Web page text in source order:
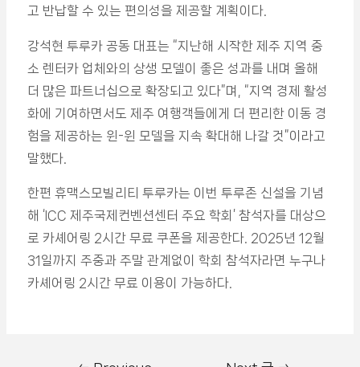
고 반납할 수 있는 편의성을 제공할 계획이다.
강석현 투루카 공동 대표는 “지난해 시작한 제주 지역 중
소 렌터카 업체와의 상생 모델이 좋은 성과를 내며 올해
더 많은 파트너십으로 확장되고 있다”며, “지역 경제 활성
화에 기여하면서도 제주 여행객들에게 더 편리한 이동 경
험을 제공하는 윈-윈 모델을 지속 확대해 나갈 것”이라고
말했다.
한편 휴맥스모빌리티 투루카는 이번 투루존 신설을 기념
해 ‘ICC 제주국제컨벤션센터 주요 학회’ 참석자를 대상으
로 카셰어링 2시간 무료 쿠폰을 제공한다. 2025년 12월
31일까지 주중과 주말 관계없이 학회 참석자라면 누구나
카셰어링 2시간 무료 이용이 가능하다.